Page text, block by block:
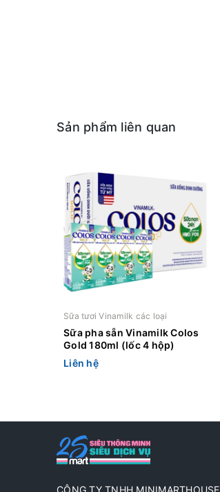
Sản phẩm liên quan
Sữa tươi Vinamilk các loại
Sữa pha sẵn Vinamilk Colos
Gold 180ml (lốc 4 hộp)
Liên hệ
CÔNG TY TNHH MINIMARTHOUSE